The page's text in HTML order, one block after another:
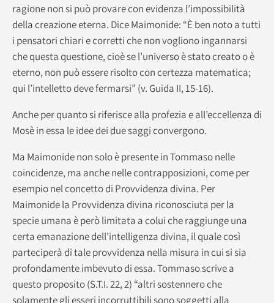
ragione non si può provare con evidenza l’impossibilità
della creazione eterna. Dice Maimonide: “È ben noto a tutti
i pensatori chiari e corretti che non vogliono ingannarsi
che questa questione, cioè se l’universo è stato creato o è
eterno, non può essere risolto con certezza matematica;
qui l’intelletto deve fermarsi” (v. Guida II, 15-16).
Anche per quanto si riferisce alla profezia e all’eccellenza di
Mosè in essa le idee dei due saggi convergono.
Ma Maimonide non solo è presente in Tommaso nelle
coincidenze, ma anche nelle contrapposizioni, come per
esempio nel concetto di Provvidenza divina. Per
Maimonide la Provvidenza divina riconosciuta per la
specie umana è però limitata a colui che raggiunge una
certa emanazione dell’intelligenza divina, il quale così
parteciperà di tale provvidenza nella misura in cui si sia
profondamente imbevuto di essa. Tommaso scrive a
questo proposito (S.T.I. 22, 2) “altri sostennero che
solamente gli esseri incorruttibili sono soggetti alla